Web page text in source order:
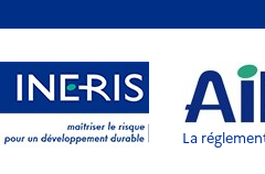
Aller au menu Aller au
La